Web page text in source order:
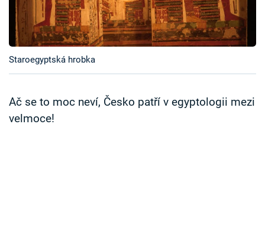
TV Program
Časopis
Sledujte prima+
Přihlášení
Staroegyptská hrobka
Ač se to moc neví, Česko patří v egyptologii mezi
velmoce!